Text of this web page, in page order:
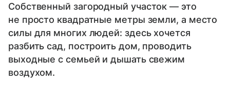
Собственный загородный участок — это
не просто квадратные метры земли, а место
силы для многих людей: здесь хочется
разбить сад, построить дом, проводить
выходные с семьей и дышать свежим
воздухом.